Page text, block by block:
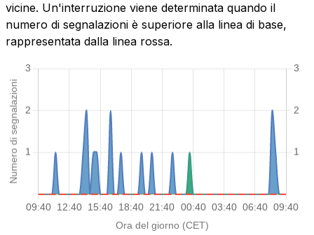
vicine. Un'interruzione viene determinata quando il
numero di segnalazioni è superiore alla linea di base,
rappresentata dalla linea rossa.